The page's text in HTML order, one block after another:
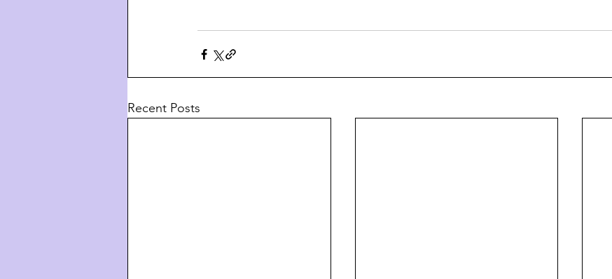
Recent Posts